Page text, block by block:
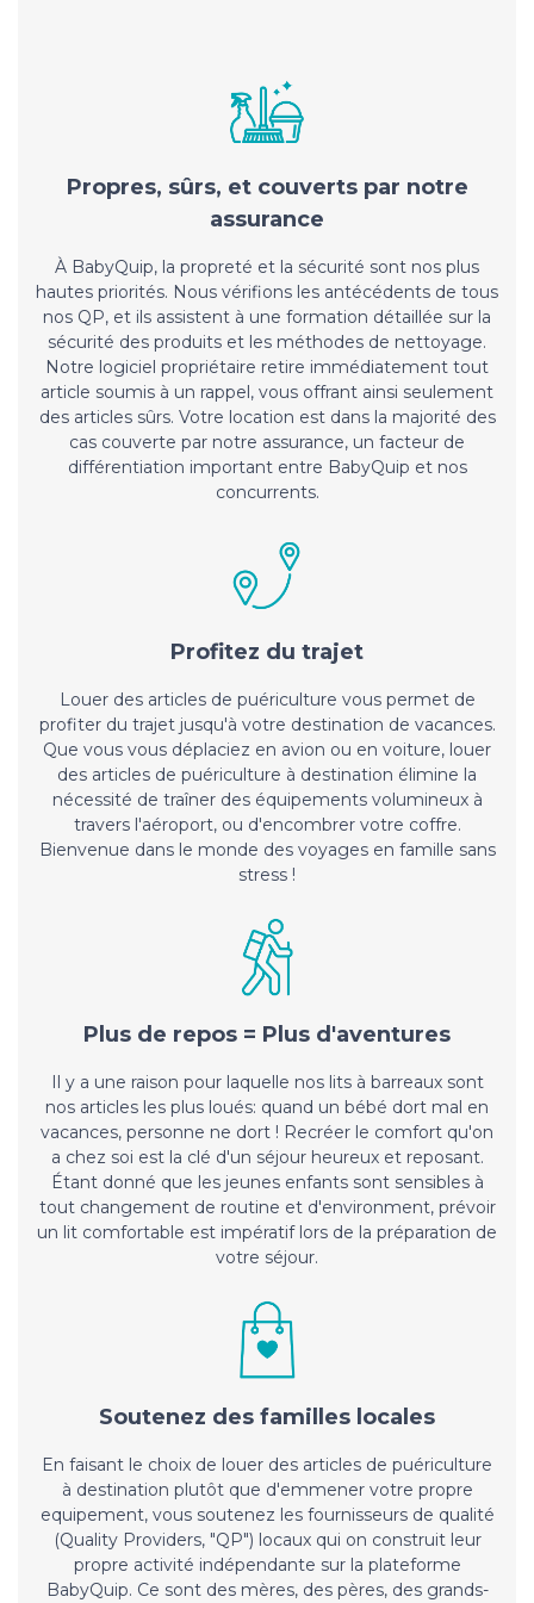
Propres, sûrs, et couverts par notre
assurance
À BabyQuip, la propreté et la sécurité sont nos plus
hautes priorités. Nous vérifions les antécédents de tous
nos QP, et ils assistent à une formation détaillée sur la
sécurité des produits et les méthodes de nettoyage.
Notre logiciel propriétaire retire immédiatement tout
article soumis à un rappel, vous offrant ainsi seulement
des articles sûrs. Votre location est dans la majorité des
cas couverte par notre assurance, un facteur de
différentiation important entre BabyQuip et nos
concurrents.
Profitez du trajet
Louer des articles de puériculture vous permet de
profiter du trajet jusqu'à votre destination de vacances.
Que vous vous déplaciez en avion ou en voiture, louer
des articles de puériculture à destination élimine la
nécessité de traîner des équipements volumineux à
travers l'aéroport, ou d'encombrer votre coffre.
Bienvenue dans le monde des voyages en famille sans
stress !
Plus de repos = Plus d'aventures
Il y a une raison pour laquelle nos lits à barreaux sont
nos articles les plus loués: quand un bébé dort mal en
vacances, personne ne dort ! Recréer le comfort qu'on
a chez soi est la clé d'un séjour heureux et reposant.
Étant donné que les jeunes enfants sont sensibles à
tout changement de routine et d'environment, prévoir
un lit comfortable est impératif lors de la préparation de
votre séjour.
Soutenez des familles locales
En faisant le choix de louer des articles de puériculture
à destination plutôt que d'emmener votre propre
equipement, vous soutenez les fournisseurs de qualité
(Quality Providers, "QP") locaux qui on construit leur
propre activité indépendante sur la plateforme
BabyQuip. Ce sont des mères, des pères, des grands-